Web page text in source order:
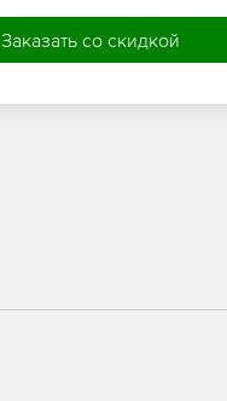
Заказать со скидкой